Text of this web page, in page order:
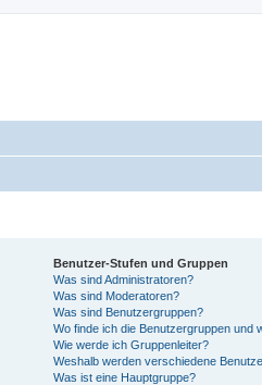
Benutzer-Stufen und Gruppen
Was sind Administratoren?
Was sind Moderatoren?
Was sind Benutzergruppen?
Wo finde ich die Benutzergruppen und
Wie werde ich Gruppenleiter?
Weshalb werden verschiedene
Was ist eine Hauptgruppe?